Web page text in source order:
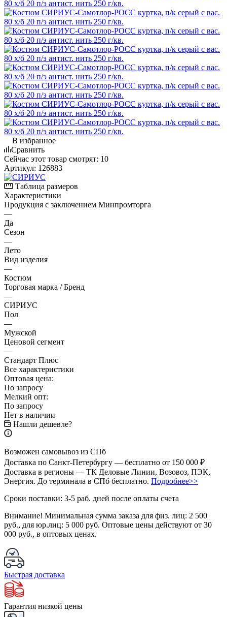
В избранное
Сравнить
Сейчас этот товар смотрят: 10
Артикул: 126883
Таблица размеров
Характеристики
Продукция с заключением Минпромторга
—
Да
Сезон
—
Лето
Вид изделия
—
Костюм
Торговая марка / Бренд
—
СИРИУС
Пол
—
Мужской
Ценовой сегмент
—
Стандарт Плюс
Все характеристики
Оптовая цена:
По запросу
Мелкий опт:
По запросу
Нет в наличии
Нашли дешевле?
Возможен самовывоз из СПб
Доставка по Санкт-Петербургу — бесплатно от 150 000 ₽
Доставка в регионы — ТК Деловые Линии, Возовоз, ПЭК,
Энергия. До терминала в СПб бесплатно. Подробнее>>
Сроки поставки: 3-5 раб. дней после оплаты счета
Внимание! Минимальная сумма заказа для физ. лиц: 2 500
руб., для юр.лиц: 5 000 руб. Оптовые цены действуют от 30
000 руб., в оптовых ценах.
Быстрая доставка
Гарантия низкой цены